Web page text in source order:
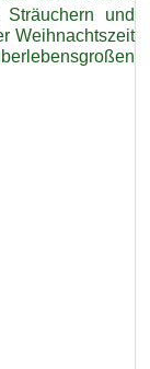
und
Weihnachtszeit